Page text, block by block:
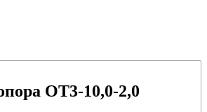
ОТ3-10,0-2,0